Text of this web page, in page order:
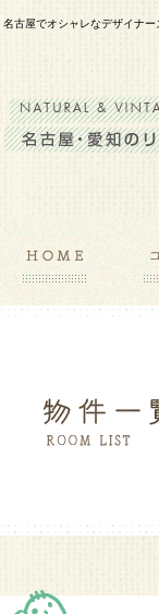
名古屋でオシャレなデザイナ